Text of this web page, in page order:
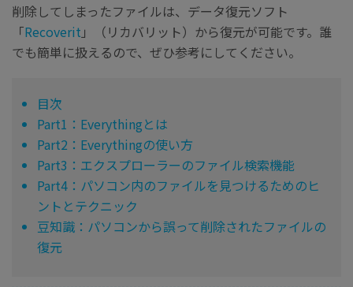
削除してしまったファイルは、データ復元ソフト
「Recoverit 」（リカバリット）から復元が可能です。誰
でも簡単に扱えるので、ぜひ参考にしてください。
目次
Part1：Everythingとは
Part2：Everythingの使い方
Part3：エクスプローラーのファイル検索機能
Part4：パソコン内のファイルを見つけるためのヒ
ントとテクニック
豆知識：パソコンから誤って削除されたファイルの
復元